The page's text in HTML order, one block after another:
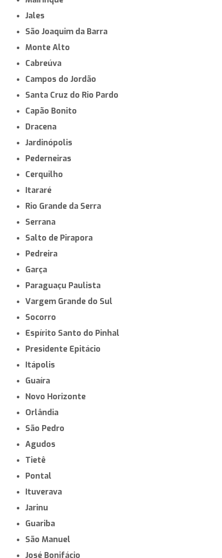
Porto Feliz
Olímpia
Santa Isabel
Piedade
Porto Ferreira
Taquaritinga
São José do Rio Pardo
Louveira
Artur Nogueira
Tremembé
Vargem Grande Paulista
Capivari
Mairinque
Jales
São Joaquim da Barra
Monte Alto
Cabreúva
Campos do Jordão
Santa Cruz do Rio Pardo
Capão Bonito
Dracena
Jardinópolis
Pederneiras
Cerquilho
Itararé
Rio Grande da Serra
Serrana
Salto de Pirapora
Pedreira
Garça
Paraguaçu Paulista
Vargem Grande do Sul
Socorro
Espírito Santo do Pinhal
Presidente Epitácio